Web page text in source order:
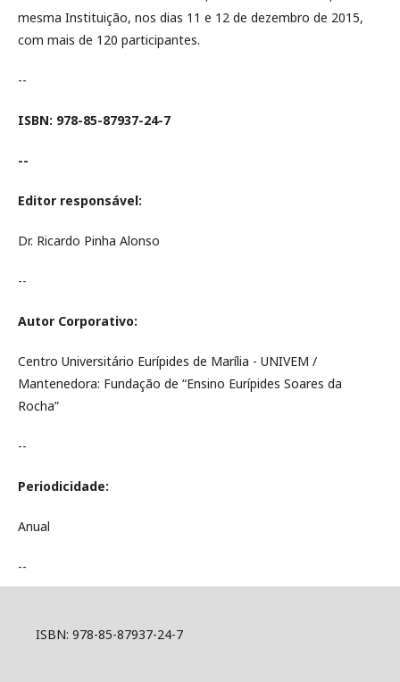
mesma Instituição, nos dias 11 e 12 de dezembro de 2015,
com mais de 120 participantes.
--
ISBN: 978-85-87937-24-7
--
Editor responsável:
Dr. Ricardo Pinha Alonso
--
Autor Corporativo:
Centro Universitário Eurípides de Marília - UNIVEM /
Mantenedora: Fundação de “Ensino Eurípides Soares da
Rocha”
--
Periodicidade:
Anual
--
ISBN: 978-85-87937-24-7